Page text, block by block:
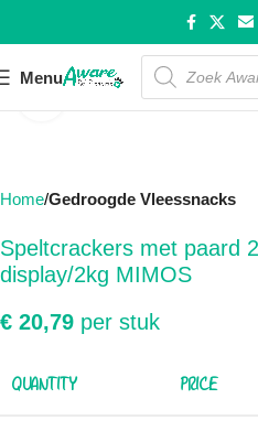
Menu
Click to enlarge
Home Gedroogde Vleessnacks
Speltcrackers met paard
display/2kg MIMOS
€ 20,79 per stuk
QUANTITY PRICE